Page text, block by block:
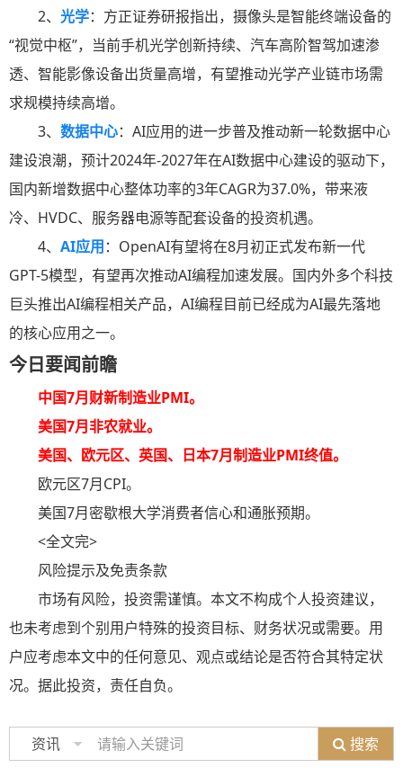
2、 光学：方正证券研报指出，摄像头是智能终端设备的
“视觉中枢”，当前手机光学创新持续、汽车高阶智驾加速渗
透、智能影像设备出货量高增，有望推动光学产业链市场需
求规模持续高增。
3、 数据中心：AI应用的进一步普及推动新一轮数据中心
建设浪潮，预计2024年-2027年在AI数据中心建设的驱动下，
国内新增数据中心整体功率的3年CAGR为37.0%，带来液
冷、HVDC、服务器电源等配套设备的投资机遇。
4、 AI应用：OpenAI有望将在8月初正式发布新一代
GPT-5模型，有望再次推动AI编程加速发展。国内外多个科技
巨头推出AI编程相关产品，AI编程目前已经成为AI最先落地
的核心应用之一。
今日要闻前瞻
中国7月财新制造业PMI。
美国7月非农就业。
美国、欧元区、英国、日本7月制造业PMI终值。
欧元区7月CPI。
美国7月密歇根大学消费者信心和通胀预期。
<全文完>
风险提示及免责条款
市场有风险，投资需谨慎。本文不构成个人投资建议，
也未考虑到个别用户特殊的投资目标、财务状况或需要。用
户应考虑本文中的任何意见、观点或结论是否符合其特定状
况。据此投资，责任自负。
资讯 搜索